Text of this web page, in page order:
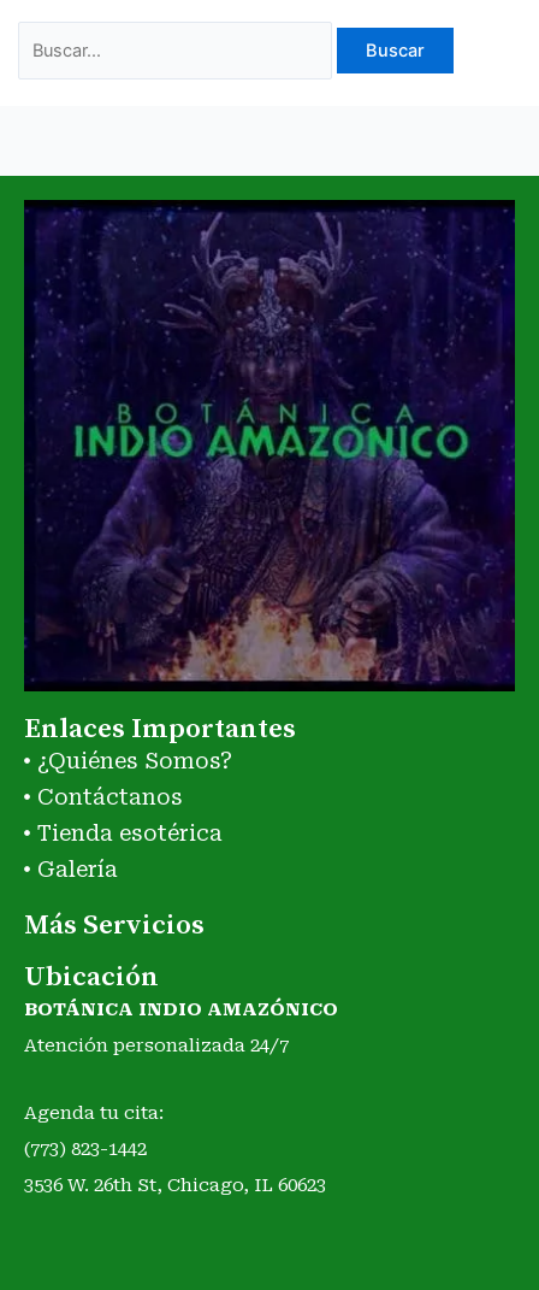
Enlaces Importantes
¿Quiénes Somos?
Contáctanos
Tienda esotérica
Galería
Más Servicios
Ubicación
BOTÁNICA INDIO AMAZÓNICO
Atención personalizada 24/7
Agenda tu cita:
(773) 823-1442
3536 W. 26th St, Chicago, IL 60623